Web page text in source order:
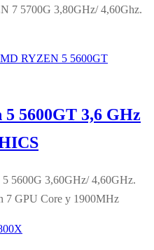
7 5700G 3,80GHz/ 4,60Ghz.
5600GT 3,6 GHz
5600G 3,60GHz/ 4,60GHz.
7 GPU Core y 1900MHz